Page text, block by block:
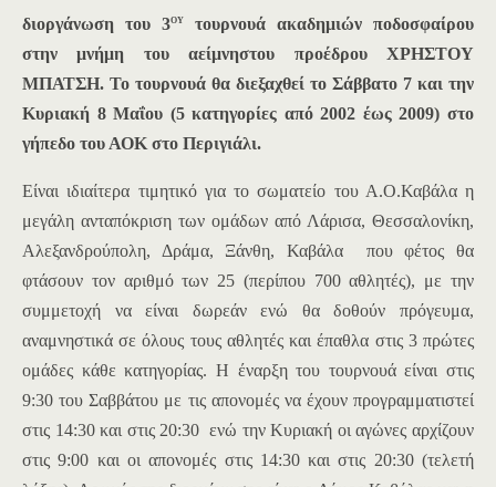
διοργάνωση του 3ου
τουρνουά ακαδημιών ποδοσφαίρου
στην μνήμη του αείμνηστου προέδρου ΧΡΗΣΤΟΥ
ΜΠΑΤΣΗ. Το τουρνουά θα διεξαχθεί το Σάββατο 7 και την
Κυριακή 8 Μαΐου (5 κατηγορίες από 2002 έως 2009) στο
γήπεδο του ΑΟΚ στο Περιγιάλι.
Είναι ιδιαίτερα τιμητικό για το σωματείο του Α.Ο.Καβάλα η
μεγάλη ανταπόκριση των ομάδων από Λάρισα, Θεσσαλονίκη,
Αλεξανδρούπολη, Δράμα, Ξάνθη, Καβάλα που φέτος θα
φτάσουν τον αριθμό των 25 (περίπου 700 αθλητές), με την
συμμετοχή να είναι δωρεάν ενώ θα δοθούν πρόγευμα,
αναμνηστικά σε όλους τους αθλητές και έπαθλα στις 3 πρώτες
ομάδες κάθε κατηγορίας. Η έναρξη του τουρνουά είναι στις
9:30 του Σαββάτου με τις απονομές να έχουν προγραμματιστεί
στις 14:30 και στις 20:30 ενώ την Κυριακή οι αγώνες αρχίζουν
στις 9:00 και οι απονομές στις 14:30 και στις 20:30 (τελετή